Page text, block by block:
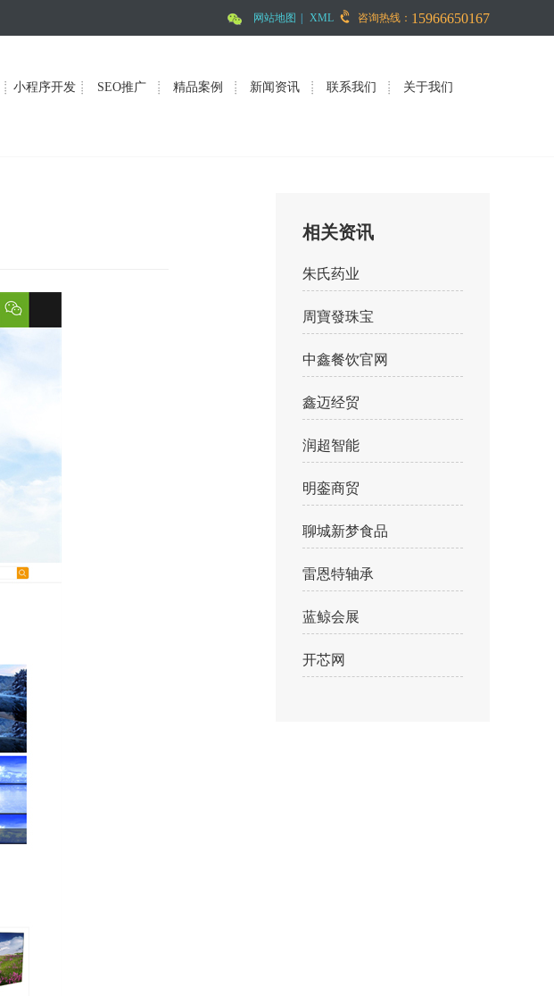
网站地图 XML 咨询热线： 15966650167
小程序开发 SEO推广 精品案例 新闻资讯 联系我们 关于我们
相关资讯
朱氏药业
周寶發珠宝
中鑫餐饮官网
鑫迈经贸
润超智能
明銮商贸
聊城新梦食品
雷恩特轴承
蓝鲸会展
开芯网